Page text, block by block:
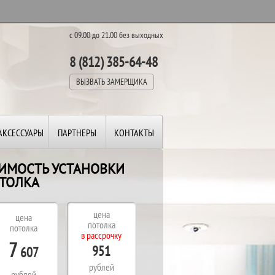
с 09.00 до 21.00 без выходных
8 (812) 385-64-48
ВЫЗВАТЬ ЗАМЕРЩИКА
ПАРТНЕРЫ КОНТАКТЫ
УСТАНОВКИ
цена
потолка
7 607
цена
потолка
в рассрочку
951
рублей